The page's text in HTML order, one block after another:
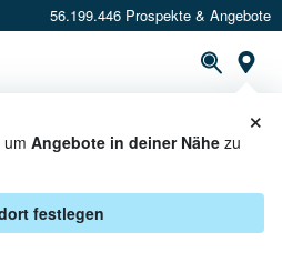
56.199.446 Prospekte & Angebote
Angebote in deiner Nähe zu
festlegen
×
& AKTIONEN